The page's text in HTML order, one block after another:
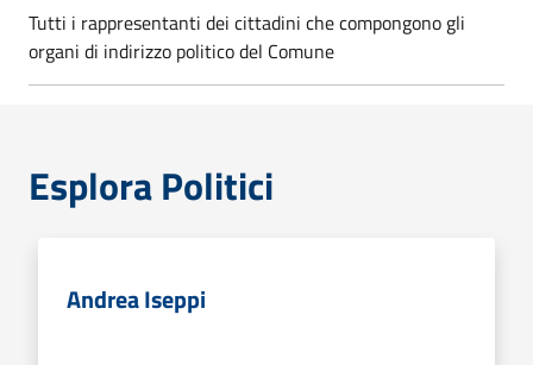
Tutti i rappresentanti dei cittadini che compongono gli
organi di indirizzo politico del Comune
Esplora Politici
Andrea Iseppi